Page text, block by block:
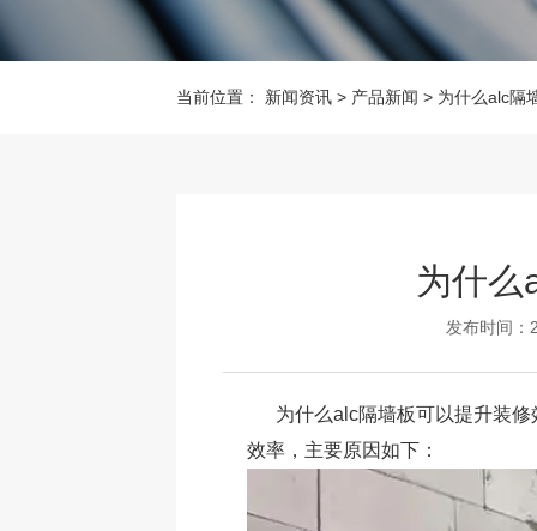
当前位置： 新闻资讯> 产品新闻 > 为什么alc隔
为什么
发布时间：
为什么alc隔墙板可以提升装
效率，主要原因如下：